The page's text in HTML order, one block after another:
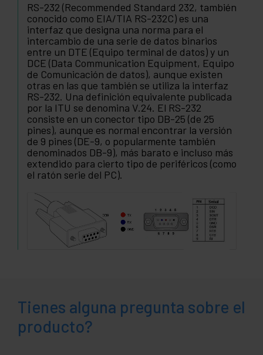
RS-232 (Recommended Standard 232, también
conocido como EIA/TIA RS-232C) es una
interfaz que designa una norma para el
intercambio de una serie de datos binarios
entre un DTE (Equipo terminal de datos) y un
DCE (Data Communication Equipment, Equipo
de Comunicación de datos), aunque existen
otras en las que también se utiliza la interfaz
RS-232. Una definición equivalente publicada
por la ITU se denomina V.24. El RS-232
consiste en un conector tipo DB-25 (de 25
pines), aunque es normal encontrar la versión
de 9 pines (DE-9, o popularmente también
denominados DB-9), más barato e incluso más
extendido para cierto tipo de periféricos (como
el ratón serie del PC).
Tienes alguna pregunta sobre el
producto?